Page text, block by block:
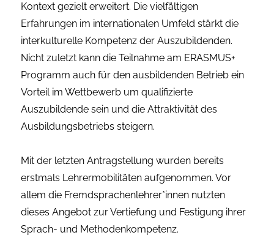
Kontext gezielt erweitert. Die vielfältigen
Erfahrungen im internationalen Umfeld stärkt die
interkulturelle Kompetenz der Auszubildenden.
Nicht zuletzt kann die Teilnahme am ERASMUS+
Programm auch für den ausbildenden Betrieb ein
Vorteil im Wettbewerb um qualifizierte
Auszubildende sein und die Attraktivität des
Ausbildungsbetriebs steigern.
Mit der letzten Antragstellung wurden bereits
erstmals Lehrermobilitäten aufgenommen. Vor
allem die Fremdsprachenlehrer*innen nutzten
dieses Angebot zur Vertiefung und Festigung ihrer
Sprach- und Methodenkompetenz.